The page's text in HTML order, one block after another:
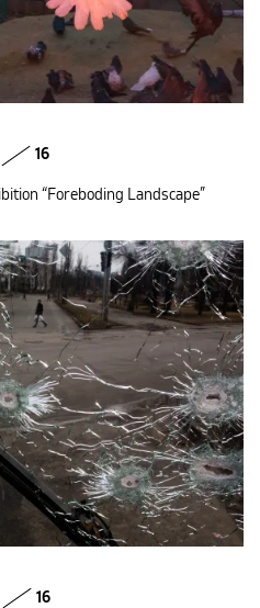
16
“Foreboding Landscape”
16